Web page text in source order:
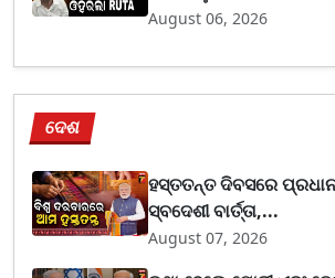
August 06, 2026
ଦେଶ
ହସ୍ତତନ୍ତ ଦିବସରେ
ସ୍ବଦେଶୀ ବାର୍ତ୍ତା,...
August 07, 2026